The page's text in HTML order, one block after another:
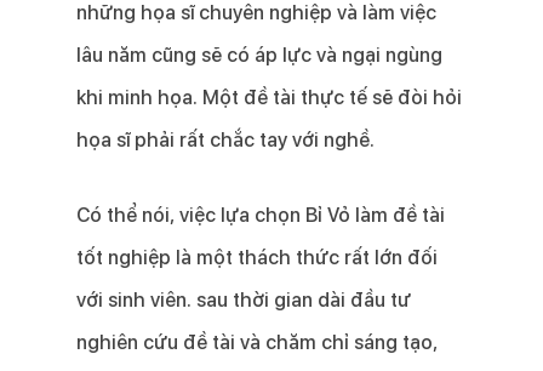
những họa sĩ chuyên nghiệp và làm việc
lâu năm cũng sẽ có áp lực và ngại ngùng
khi minh họa. Một đề tài thực tế sẽ đòi hỏi
họa sĩ phải rất chắc tay với nghề.
Có thể nói, việc lựa chọn Bỉ Vỏ làm đề tài
tốt nghiệp là một thách thức rất lớn đối
với sinh viên. sau thời gian dài đầu tư
nghiên cứu đề tài và chăm chỉ sáng tạo,